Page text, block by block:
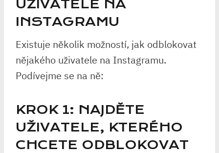
UŽIVATELE NA
INSTAGRAMU
Existuje několik možností, jak odblokovat
nějakého uživatele na Instagramu.
Podívejme se na ně:
KROK 1: NAJDĚTE
UŽIVATELE, KTERÉHO
CHCETE ODBLOKOVAT